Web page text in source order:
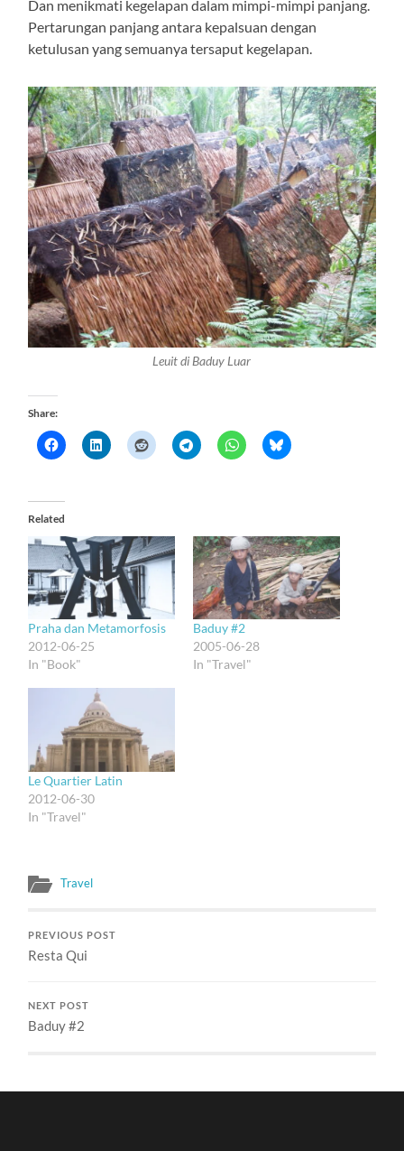
Dan menikmati kegelapan dalam mimpi-mimpi panjang.
Pertarungan panjang antara kepalsuan dengan
ketulusan yang semuanya tersaput kegelapan.
Leuit di Baduy Luar
Share:
Related
Praha dan Metamorfosis
2012-06-25
In "Book"
Baduy #2
2005-06-28
In "Travel"
Le Quartier Latin
2012-06-30
In "Travel"
Travel
PREVIOUS POST
Resta Qui
NEXT POST
Baduy #2